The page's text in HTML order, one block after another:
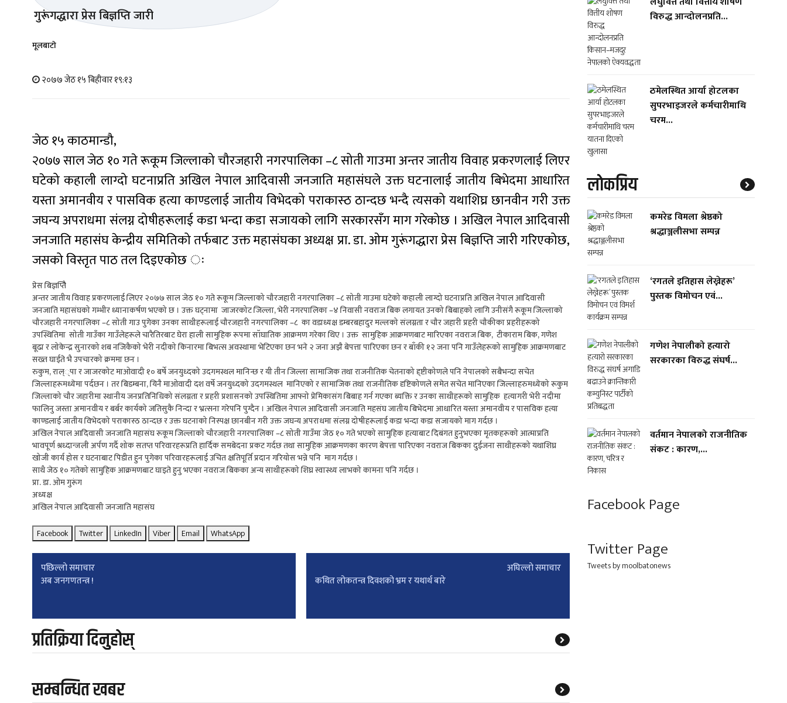
मूलबाटाे
२०७७ जेठ १५ बिहीवार १९:१३
जेठ १५ काठमान्डौ,
२०७७ साल जेठ १० गते रूकूम जिल्लाको चौरजहारी नगरपालिका –८ सोती गाउमा अन्तर जातीय विवाह प्रकरणलाई लिएर
घटेको कहाली लाग्दो घटनाप्रति अखिल नेपाल आदिवासी जनजाति महासंघले उक्त घटनालाई जातीय बिभेदमा आधारित
यस्ता अमानवीय र पासविक हत्या काण्डलाई जातीय विभेदको पराकास्ठ ठान्दछ भन्दै त्यसको यथाशिघ्र छानवीन गरी उक्त
जघन्य अपराधमा संलग्न दोषीहरूलाई कडा भन्दा कडा सजायको लागि सरकारसँग माग गरेकोछ । अखिल नेपाल आदिवासी
जनजाति महासंघ केन्द्रीय समितिको तर्फबाट उक्त महासंघका अध्यक्ष प्रा. डा. ओम गुरूंगद्धारा प्रेस बिज्ञप्ति जारी गरिएकोछ,
जसको विस्तृत पाठ तल दिइएकोछ ः
प्रेस बिज्ञप्तिै
अन्तर जातीय विवाह प्रकरणलाई लिएर २०७७ साल जेठ १० गते रूकूम जिल्लाको चौरजहारी नगरपालिका –८ सोती गाउमा घटेको कहाली लाग्दो घटनाप्रति अखिल नेपाल आदिवासी
जनजाति महासंघको गम्भीर ध्यानाकर्षण भएको छ । उक्त घट्नामा जाजरकोट जिल्ला, भेरी नगरपालिका –४ निवासी नवराज बिक लगायत उनको बिबाहको लागि उनीसंगै रूकूम जिल्लाको
चौरजहारी नगरपालिका –८ सोती गाउ पुगेका उनका साथीहरूलाई चौरजहारी नगरपालिका –८ का वडाध्यक्ष डम्बरबहादुर मल्लको संलग्नता र चौर जहारी प्रहरी चौकीका प्रहरीहरूको
उपस्थितिमा सोती गाउँका गाउँलेहरूले चारैतिरबाट घेरा हाली सामुहिक रूपमा सॉघातिक आक्रमण गरेका थिए । उक्त सामुहिक आक्रमणबाट मारिएका नवराज बिक, टीकाराम बिक, गणेश
बूढा र लोकेन्द्र सुनारको शब नजिकैको भेरी नदीको किनारमा बिभत्स अवस्थामा भेटिएका छन भने २ जना अझै बेपत्ता पारिएका छन र बाँकी १२ जना पनि गाउँलेहरूको सामुहिक आक्रमणबाट
सख्त घाईते भै उपचारको क्रममा छन ।
रुकुम, राल््पा र जाजरकोट माओवादी १० बर्षे जनयुध्दको उदगमस्थल मानिन्छ र यी तीन जिल्ला सामाजिक तथा राजनीतिक चेतनाको दृ्ष्टीकोणले पनि नेपालको सबैभन्दा सचेत
जिल्लाहरूमध्येमा पर्दछन । तर बिडम्बना, यिनै माओवादी दश वर्षे जनयुध्दको उदगमस्थल मानिएको र सामाजिक तथा राजनीतिक दृष्टिकोणले समेत सचेत मानिएका जिल्लाहरुमध्येको रूकुम
जिल्लाको चौर जहारीमा स्थानीय जनप्रतिनिधिको संलग्नता र प्रहरी प्रशासनको उपस्थितिमा आफ्नो प्रेमिकासंग बिबाह गर्न गएका ब्यक्ति र उनका साथीहरूको सामुहिक हत्यागरी भेरी नदीमा
फालिनु जस्ता अमानवीय र बर्बर कार्यको जतिसुकै निन्दा र भ्रत्सना गरेपनि पुग्दैन । अखिल नेपाल आदिवासी जनजाति महसंघ जातीय बिभेदमा आधारित यस्ता अमानवीय र पासविक हत्या
काण्डलाई जातीय विभेदको पराकास्ठ ठान्दछ र उक्त घटनाको निस्पक्ष छानबीन गरी उक्त जघन्य अपराधमा संलग्न दोषीहरूलाई कडा भन्दा कडा सजायको माग गर्दछ ।
अखिल नेपाल आदिवासी जनजाति महासंघ रूकूम जिल्लाको चौरजहारी नगरपालिका –८ सोती गाउँमा जेठ १० गते भएको सामुहिक हत्याबाट दिबंगत हुनुभएका मृतकहरूको आत्माप्रति
भावपूर्ण श्रध्दान्जली अर्पण गर्दै शोक सतप्त परिवारहरूप्रति हार्दिक समबेदना प्रकट गर्दछ तथा सामुहिक आक्रमणका कारण बेपत्ता पारिएका नवराज बिकका दुईजना साथीहरूको यथाशिघ्र
खोजी कार्य होस र घटनाबाट पिडीत हुन पुगेका परिवारहरूलाई उचित क्षतिपूर्ति प्रदान गरियोस भन्ने पनि माग गर्दछ ।
साथै जेठ १० गतेको सामुहिक आक्रमणबाट घाइते हुनु भएका नवराज बिकका अन्य साथीहरूको शिघ्र स्वास्थ्य लाभको कामना पनि गर्दछ ।
प्रा. डा. ओम गुरूंग
अध्यक्ष
अखिल नेपाल आदिवासी जनजाति महासंघ
Facebook
Twitter LinkedIn Viber Email WhatsApp
Post
पछिल्लाे समाचार
अब जनगणतन्त्र !
अघिल्लाे समाचार
कथित लोकतन्त्र दिवशको भ्रम र यथार्थ बारे
प्रतिक्रिया दिनुहोस्
सम्बन्धित खबर
विरुद्ध आन्दोलनप्रति...
ठमेलस्थित आर्या होटलका
सुपरभाइजरले कर्मचारीमाथि
चरम...
लाेकप्रिय
कमरेड विमला श्रेष्ठको
श्रद्धाञ्जलीसभा सम्पन्न
‘रगतले इतिहास लेख्नेहरू’
पुस्तक विमोचन एवं...
गणेश नेपालीको हत्यारो
सरकारका विरुद्ध संघर्ष...
वर्तमान नेपालको राजनीतिक
संकट : कारण,...
Facebook Page
Twitter Page
Tweets by moolbatonews